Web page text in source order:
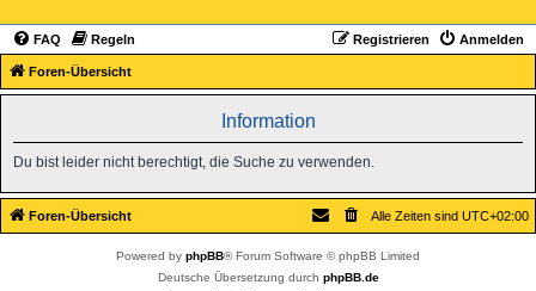
FAQ Regeln Anmelden
Registrieren
Foren-Übersicht
Information
Du bist leider nicht berechtigt, die Suche zu verwenden.
Foren-Übersicht Alle Zeiten sind UTC+02:00
Powered by phpBB® Forum Software © phpBB Limited
Deutsche Übersetzung durch phpBB.de